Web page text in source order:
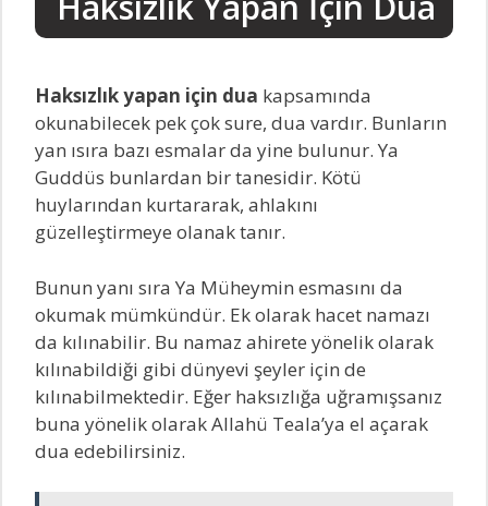
Haksızlık yapan için dua kapsamında
okunabilecek pek çok sure, dua vardır. Bunların
yan ısıra bazı esmalar da yine bulunur. Ya
Guddüs bunlardan bir tanesidir. Kötü
huylarından kurtararak, ahlakını
güzelleştirmeye olanak tanır.
Bunun yanı sıra Ya Müheymin esmasını da
okumak mümkündür. Ek olarak hacet namazı
da kılınabilir. Bu namaz ahirete yönelik olarak
kılınabildiği gibi dünyevi şeyler için de
kılınabilmektedir. Eğer haksızlığa uğramışsanız
buna yönelik olarak Allahü Teala’ya el açarak
dua edebilirsiniz.